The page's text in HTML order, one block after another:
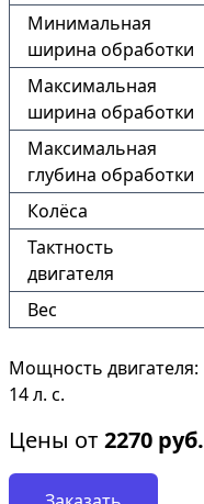
Минимальная
ширина обработки
Максимальная
ширина обработки
Максимальная
глубина обработки
Колёса
Тактность
двигателя
Вес
Мощность двигателя:
14 л. с.
Цены от2270 руб.